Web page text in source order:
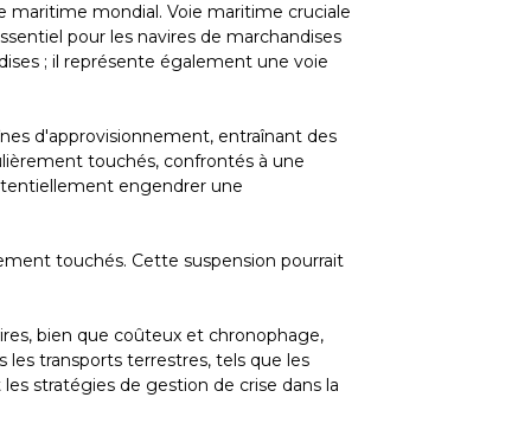
maritime mondial. Voie maritime cruciale
pour les navires de marchandises
; il représente également une voie
d'approvisionnement, entraînant des
touchés, confrontés à une
engendrer une
touchés. Cette suspension pourrait
bien que coûteux et chronophage,
transports terrestres, tels que les
stratégies de gestion de crise dans la